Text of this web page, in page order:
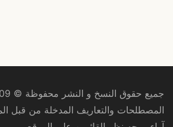
جميع حقوق النسخ و النشر محفوظة © 2009–2026
المصطلحات والتعاريف المدخلة من قبل